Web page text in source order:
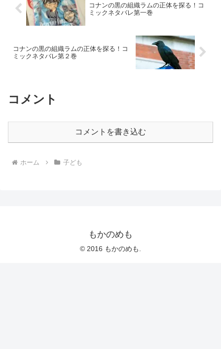
コナンの黒の組織ラムの正体を探る！コ
ミックネタバレ第一巻
コナンの黒の組織ラムの正体を探る！コ
ミックネタバレ第２巻
コメント
コメントを書き込む
ホーム 子ども
もかのめも
© 2016 もかのめも.